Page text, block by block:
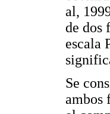
al,
de dos
escala
Se
ambos